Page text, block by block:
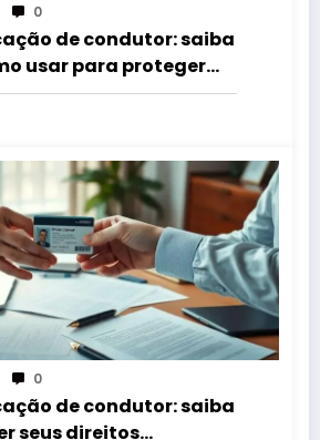
0
de condutor: saiba
usar para proteger
0
de condutor: saiba
seus direitos